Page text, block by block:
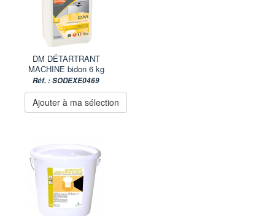
DM DÉTARTRANT
MACHINE bidon 6 kg
Réf. : SODEXE0469
Ajouter à ma sélection